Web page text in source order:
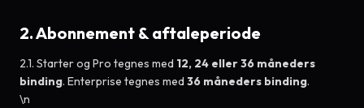
2. Abonnement & aftaleperiode
2.1. Starter og Pro tegnes med 12, 24 eller 36 måneders
binding. Enterprise tegnes med 36 måneders binding.
\n